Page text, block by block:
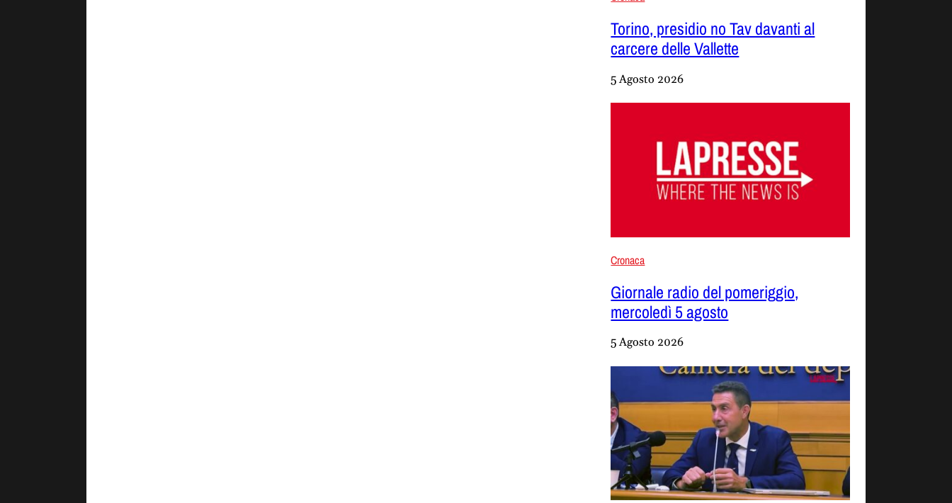
Torino, presidio no Tav davanti al
carcere delle Vallette
5 Agosto 2026
Cronaca
Giornale radio del pomeriggio,
mercoledì 5 agosto
5 Agosto 2026